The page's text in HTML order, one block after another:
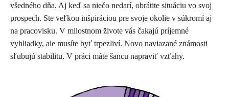
všedného dňa. Aj keď sa niečo nedarí, obrátite situáciu vo svoj
prospech. Ste veľkou inšpiráciou pre svoje okolie v súkromí aj
na pracovisku. V milostnom živote vás čakajú príjemné
vyhliadky, ale musíte byť trpezliví. Novo naviazané známosti
sľubujú stabilitu. V práci máte šancu napraviť vzťahy.